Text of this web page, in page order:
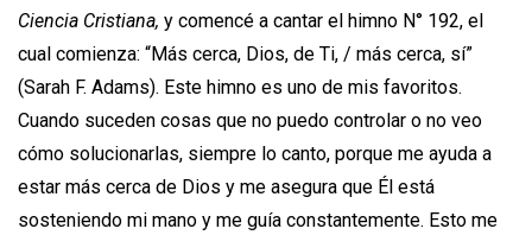
Ciencia Cristiana, y comencé a cantar el himno N° 192, el
cual comienza: “Más cerca, Dios, de Ti, / más cerca, sí”
(Sarah F. Adams). Este himno es uno de mis favoritos.
Cuando suceden cosas que no puedo controlar o no veo
cómo solucionarlas, siempre lo canto, porque me ayuda a
estar más cerca de Dios y me asegura que Él está
sosteniendo mi mano y me guía constantemente. Esto me